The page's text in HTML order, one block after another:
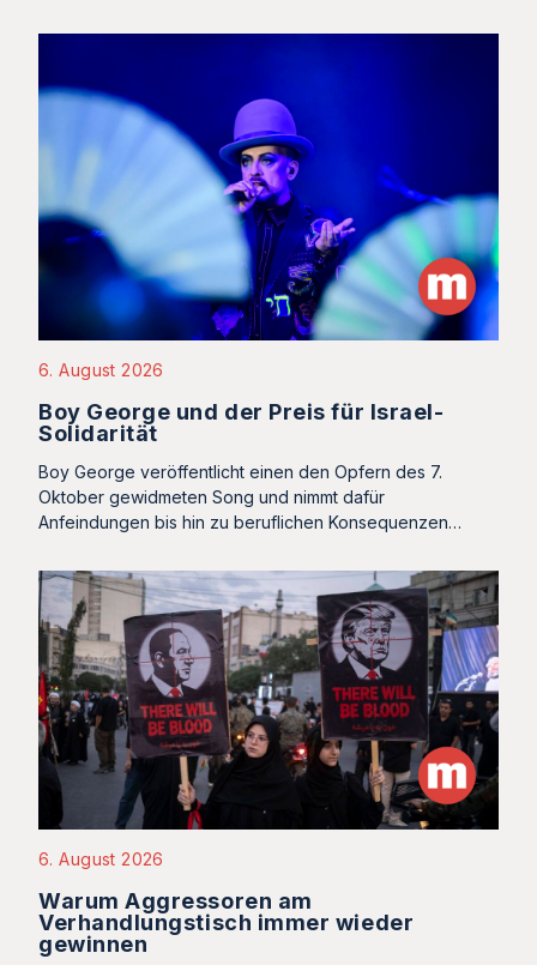
6. August 2026
Boy George und der Preis für Israel-
Solidarität
Boy George veröffentlicht einen den Opfern des 7.
Oktober gewidmeten Song und nimmt dafür
Anfeindungen bis hin zu beruflichen Konsequenzen…
6. August 2026
Warum Aggressoren am
Verhandlungstisch immer wieder
gewinnen